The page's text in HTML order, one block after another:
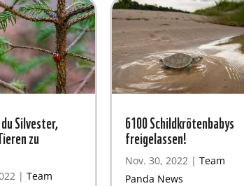
Silvester,
zu
| Team
6100 Schildkrötenbabys
freigelassen!
Nov. 30, 2022| Team
Panda News